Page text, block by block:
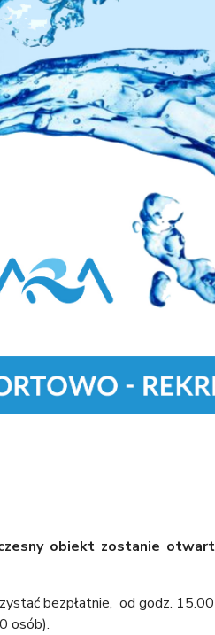
obiekt zostanie
bezpłatnie, od godz.
osób).